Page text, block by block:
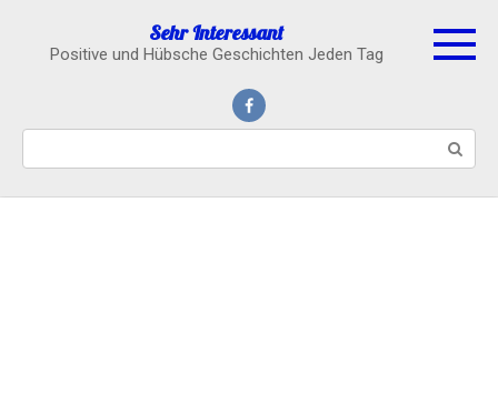
content
Sehr Interessant
Positive und Hübsche Geschichten Jeden Tag